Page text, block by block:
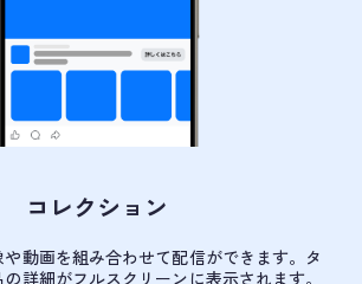
コレクション
動画を組み合わせて配信ができます。タ
詳細がフルスクリーンに表示されます。